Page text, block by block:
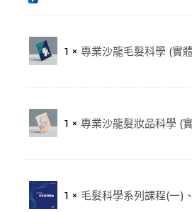
1 × 專業沙龍毛髮科學 (實
1 × 專業沙龍髮妝品科學 (
1 × 毛髮科學系列課程(一)